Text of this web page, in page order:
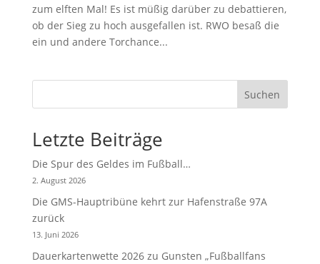
zum elften Mal! Es ist müßig darüber zu debattieren,
ob der Sieg zu hoch ausgefallen ist. RWO besaß die
ein und andere Torchance...
Suchen
Letzte Beiträge
Die Spur des Geldes im Fußball…
2. August 2026
Die GMS-Hauptribüne kehrt zur Hafenstraße 97A
zurück
13. Juni 2026
Dauerkartenwette 2026 zu Gunsten „Fußballfans